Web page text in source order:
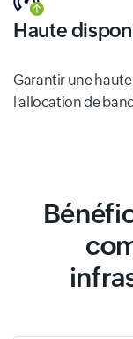
Haute
Garantir une
l'allocation de